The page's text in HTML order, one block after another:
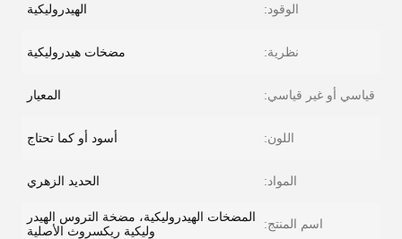
الوقود: الهيدروليكية
نظرية: مضخات هيدروليكية
قياسي أو غير قياسي: المعيار
اللون: أسود أو كما تحتاج
المواد: الحديد الزهري
اسم المنتج:
المضخات الهيدروليكية، مضخة التروس الهيدر
وليكية ريكسروث الأصلية